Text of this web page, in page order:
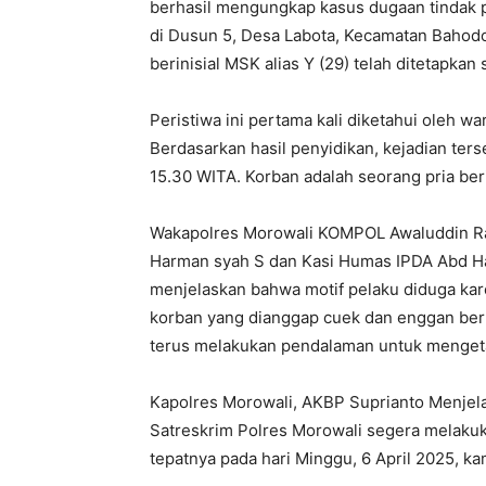
berhasil mengungkap kasus dugaan
di Dusun 5, Desa Labota, Kecamatan
berinisial MSK alias Y (29) telah ditetapkan
Peristiwa ini pertama kali diketahui oleh
Berdasarkan hasil penyidikan, kejadian
15.30 WITA. Korban adalah seorang pria
Wakapolres Morowali KOMPOL Awaluddin
Harman syah S dan Kasi Humas IPDA Abd
menjelaskan bahwa motif pelaku diduga
korban yang dianggap cuek dan enggan
terus melakukan pendalaman untuk
Kapolres Morowali, AKBP Suprianto
Satreskrim Polres Morowali segera
tepatnya pada hari Minggu, 6 April 2025,